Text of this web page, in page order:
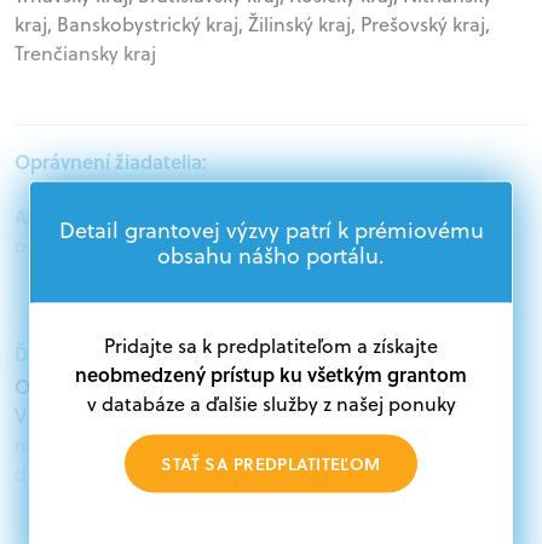
kraj, Banskobystrický kraj, Žilinský kraj, Prešovský kraj,
Trenčiansky kraj
Oprávnení žiadatelia:
Akademický sektor, Podnikatelia, Mimovládne
organizácie, Samospráva, Štátna správa
Ďalšie informácie:
Oprávnení žiadatelia:
V databáze grantov a dotácií na portáli Grantexpert.sk
nájdete aktuálne výzvy z eurofondov, plánu obnovy a
ďalších zdrojov.
Detail grantovej výzvy patrí k prémiovému
obsahu nášho portálu.
Pridajte sa k predplatiteľom a získajte
neobmedzený prístup ku všetkým grantom
v databáze a ďalšie služby z našej ponuky
STAŤ SA PREDPLATITEĽOM